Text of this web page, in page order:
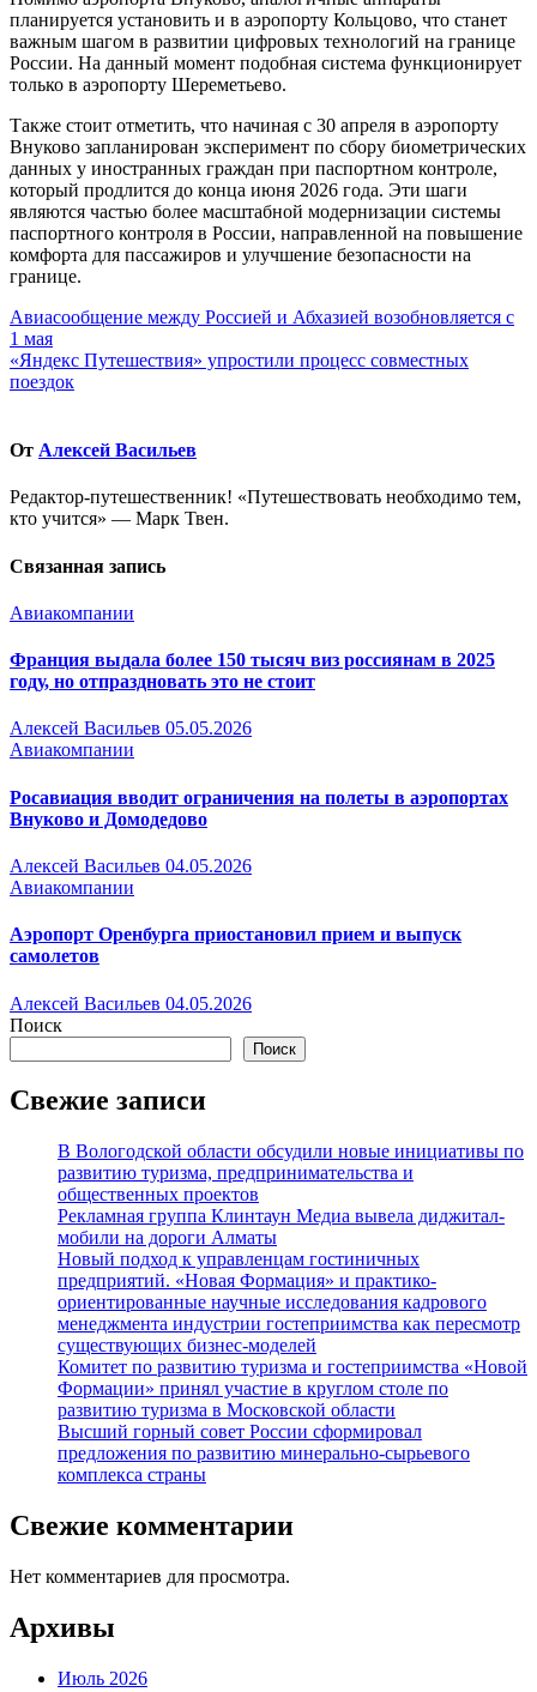
планируется установить и в аэропорту Кольцово, что станет
важным шагом в развитии цифровых технологий на границе
России. На данный момент подобная система функционирует
только в аэропорту Шереметьево.
Также стоит отметить, что начиная с 30 апреля в аэропорту
Внуково запланирован эксперимент по сбору биометрических
данных у иностранных граждан при паспортном контроле,
который продлится до конца июня 2026 года. Эти шаги
являются частью более масштабной модернизации системы
паспортного контроля в России, направленной на повышение
комфорта для пассажиров и улучшение безопасности на
границе.
Навигация
по
записям
Авиасообщение между Россией и Абхазией возобновляется с
1 мая
«Яндекс Путешествия» упростили процесс совместных
поездок
От Алексей Васильев
Редактор-путешественник! «Путешествовать необходимо тем,
кто учится» — Марк Твен.
Связанная запись
Авиакомпании
Франция выдала более 150 тысяч виз россиянам в 2025
году, но отпраздновать это не стоит
Алексей Васильев 05.05.2026
Авиакомпании
Росавиация вводит ограничения на полеты в аэропортах
Внуково и Домодедово
Алексей Васильев 04.05.2026
Авиакомпании
Аэропорт Оренбурга приостановил прием и выпуск
самолетов
Алексей Васильев 04.05.2026
Поиск
Поиск
Свежие записи
В Вологодской области обсудили новые инициативы по
развитию туризма, предпринимательства и
общественных проектов
Рекламная группа Клинтаун Медиа вывела диджитал-
мобили на дороги Алматы
Новый подход к управленцам гостиничных
предприятий. «Новая Формация» и практико-
ориентированные научные исследования кадрового
менеджмента индустрии гостеприимства как пересмотр
существующих бизнес-моделей
Комитет по развитию туризма и гостеприимства «Новой
Формации» принял участие в круглом столе по
развитию туризма в Московской области
Высший горный совет России сформировал
предложения по развитию минерально-сырьевого
комплекса страны
Свежие комментарии
Нет комментариев для просмотра.
Архивы
Июль 2026